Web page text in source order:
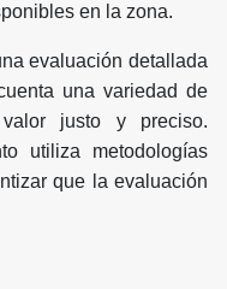
en la zona.
evaluación detallada
una variedad de
justo y preciso.
utiliza metodologías
que la evaluación